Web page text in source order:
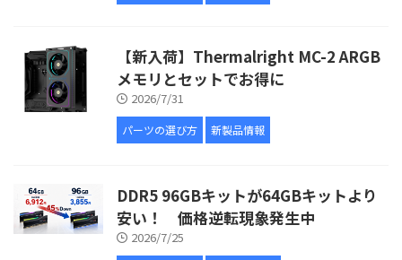
【新入荷】Thermalright MC-2 ARGB
メモリとセットでお得に
2026/7/31
パーツの選び方 新製品情報
DDR5 96GBキットが64GBキットより
安い！ 価格逆転現象発生中
2026/7/25